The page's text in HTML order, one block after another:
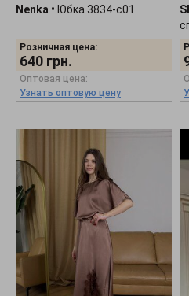
Nenka • Юбка 3834-c01
Розничная цена:
640 грн.
Оптовая цена:
Узнать оптовую цену